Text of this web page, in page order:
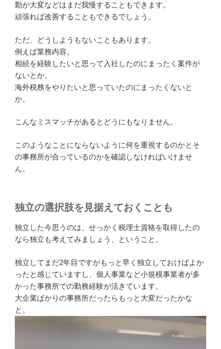
勤が大変などはまだ我慢することもできます。
頑張れば改善することもできるでしょう。
ただ、どうしようもないこともあります。
例えば業務内容。
相続を経験したいと思って入社したのにまったく案件が
ないとか。
海外税務をやりたいと思っていたのにまったくないと
か。
こんなミスマッチがあるとどうにもなりません。
このようなことにならないように何を重視するのかとそ
の事務所が合っているのかを確認しなければいけませ
ん。
独立の選択肢を見据えておくことも
独立した今思うのは、せっかく税理士資格を取得したの
なら独立も考えてみましょう、ということ。
独立してまだ2年目ですがもっと早く独立しておけばよか
ったと感じていますし、個人事業など小規模事業者が多
かった事務所での勤務経験が活きています。
大企業ばかりの事務所だったらもっと大変だったかな
と。